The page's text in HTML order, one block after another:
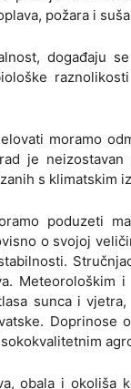
požara i
događaju
moramo
je
s klimatskim
poduzeti
o svojoj
Meteorološkim
sunca i
Doprinose
obala i okoliša